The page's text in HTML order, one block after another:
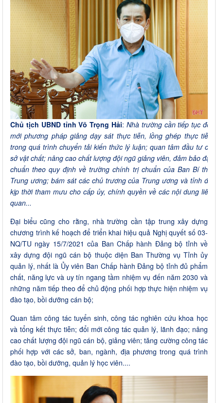
Chủ tịch UBND tỉnh Võ Trọng Hải: Nhà trường cần tiếp tục đổi
mới phương pháp giảng dạy sát thực tiễn, lồng ghép thực tiễn
trong quá trình chuyển tải kiến thức lý luận; quan tâm đầu tư cơ
sở vật chất; nâng cao chất lượng đội ngũ giảng viên, đảm bảo đạt
chuẩn theo quy định về trường chính trị chuẩn của Ban Bí thư
Trung ương; bám sát các chủ trương của Trung ương và tỉnh để
kịp thời tham mưu cho cấp ủy, chính quyền về các nội dung liên
quan...
Đại biểu cũng cho rằng, nhà trường cần tập trung xây dựng
chương trình kế hoạch để triển khai hiệu quả Nghị quyết số 03-
NQ/TU ngày 15/7/2021 của Ban Chấp hành Đảng bộ tỉnh về
xây dựng đội ngũ cán bộ thuộc diện Ban Thường vụ Tỉnh ủy
quản lý, nhất là Ủy viên Ban Chấp hành Đảng bộ tỉnh đủ phẩm
chất, năng lực và uy tín ngang tầm nhiệm vụ đến năm 2030 và
những năm tiếp theo để chủ động phối hợp thực hiện nhiệm vụ
đào tạo, bồi dưỡng cán bộ;
Quan tâm công tác tuyển sinh, công tác nghiên cứu khoa học
và tổng kết thực tiễn; đổi mới công tác quản lý, lãnh đạo; nâng
cao chất lượng đội ngũ cán bộ, giảng viên; tăng cường công tác
phối hợp với các sở, ban, ngành, địa phương trong quá trình
đào tạo, bồi dưỡng, quản lý học viên....